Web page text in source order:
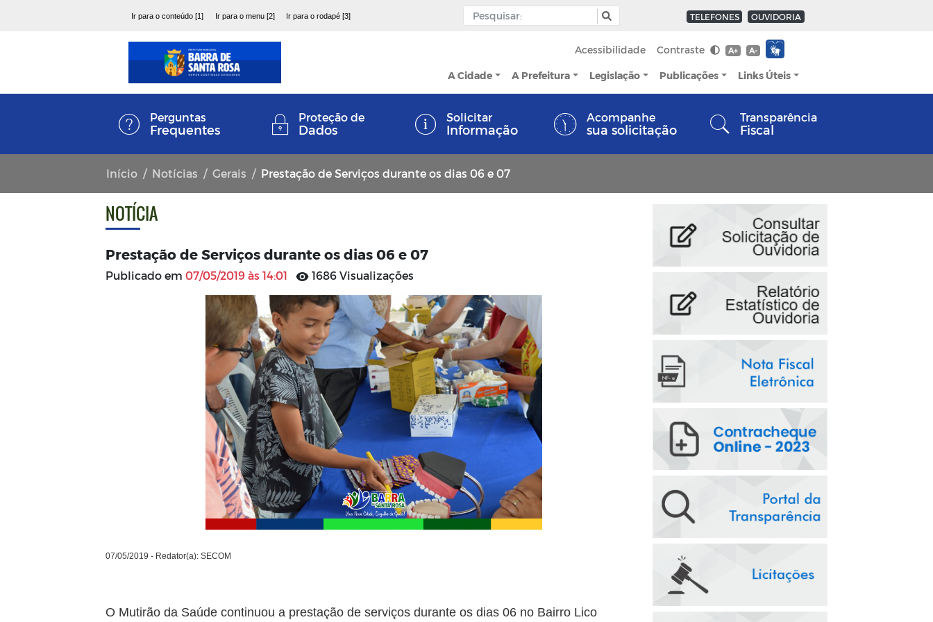
Ir para o conteúdo [1] Ir para o menu [2] Ir para o rodapé [3] TELEFONES OUVIDORIA
Acessibilidade Contraste A+ A-
A Cidade A Prefeitura Legislação Publicações Links Úteis
Perguntas
Frequentes
Proteção de
Dados
Solicitar
Informação
Acompanhe
sua solicitação
Transparência
Fiscal
Início Notícias Gerais Prestação de Serviços durante os dias 06 e 07
NOTÍCIA
Prestação de Serviços durante os dias 06 e 07
Publicado em 07/05/2019 às 14:01 1686 Visualizações
07/05/2019 - Redator(a): SECOM
O Mutirão da Saúde continuou a prestação de serviços durante os dias 06 no Bairro Lico